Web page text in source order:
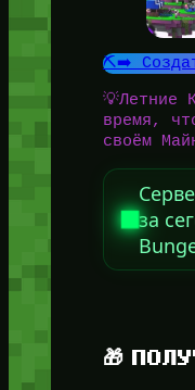
⛏️➡️
💡Летние
время,
своём
за
🎁